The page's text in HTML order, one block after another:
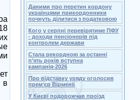
в
Даними про перетин кордону
українцями прикордонники
почнуть ділитися з податковою
Кого у серпні перевірятиме ПФУ
- доходи пенсіонерів під
контролем держави
Стала рекордною за останні
п’ять років вступна
кампанія-2026
Про відставку уряду оголосив
премʼєр Вірменії
У Києві подорожчав проїзд